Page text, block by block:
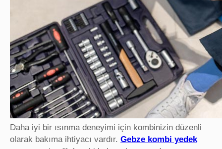
Daha iyi bir ısınma deneyimi için kombinizin düzenli
olarak bakıma ihtiyacı vardır. Gebze kombi yedek